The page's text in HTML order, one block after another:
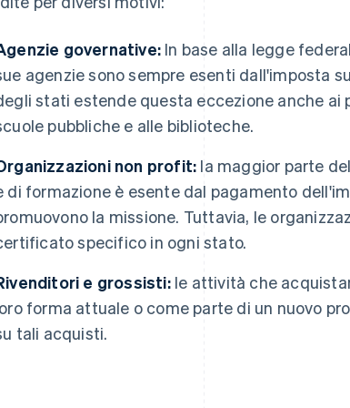
governative: In base alla legge
agenzie sono sempre esenti dall'imposta
stati estende questa eccezione anche
pubbliche e alle biblioteche.
non profit: la maggior parte
di formazione è esente dal pagamento
la missione. Tuttavia, le
specifico in ogni stato.
e grossisti:le attività che
forma attuale o come parte di un nuovo
tali acquisti.